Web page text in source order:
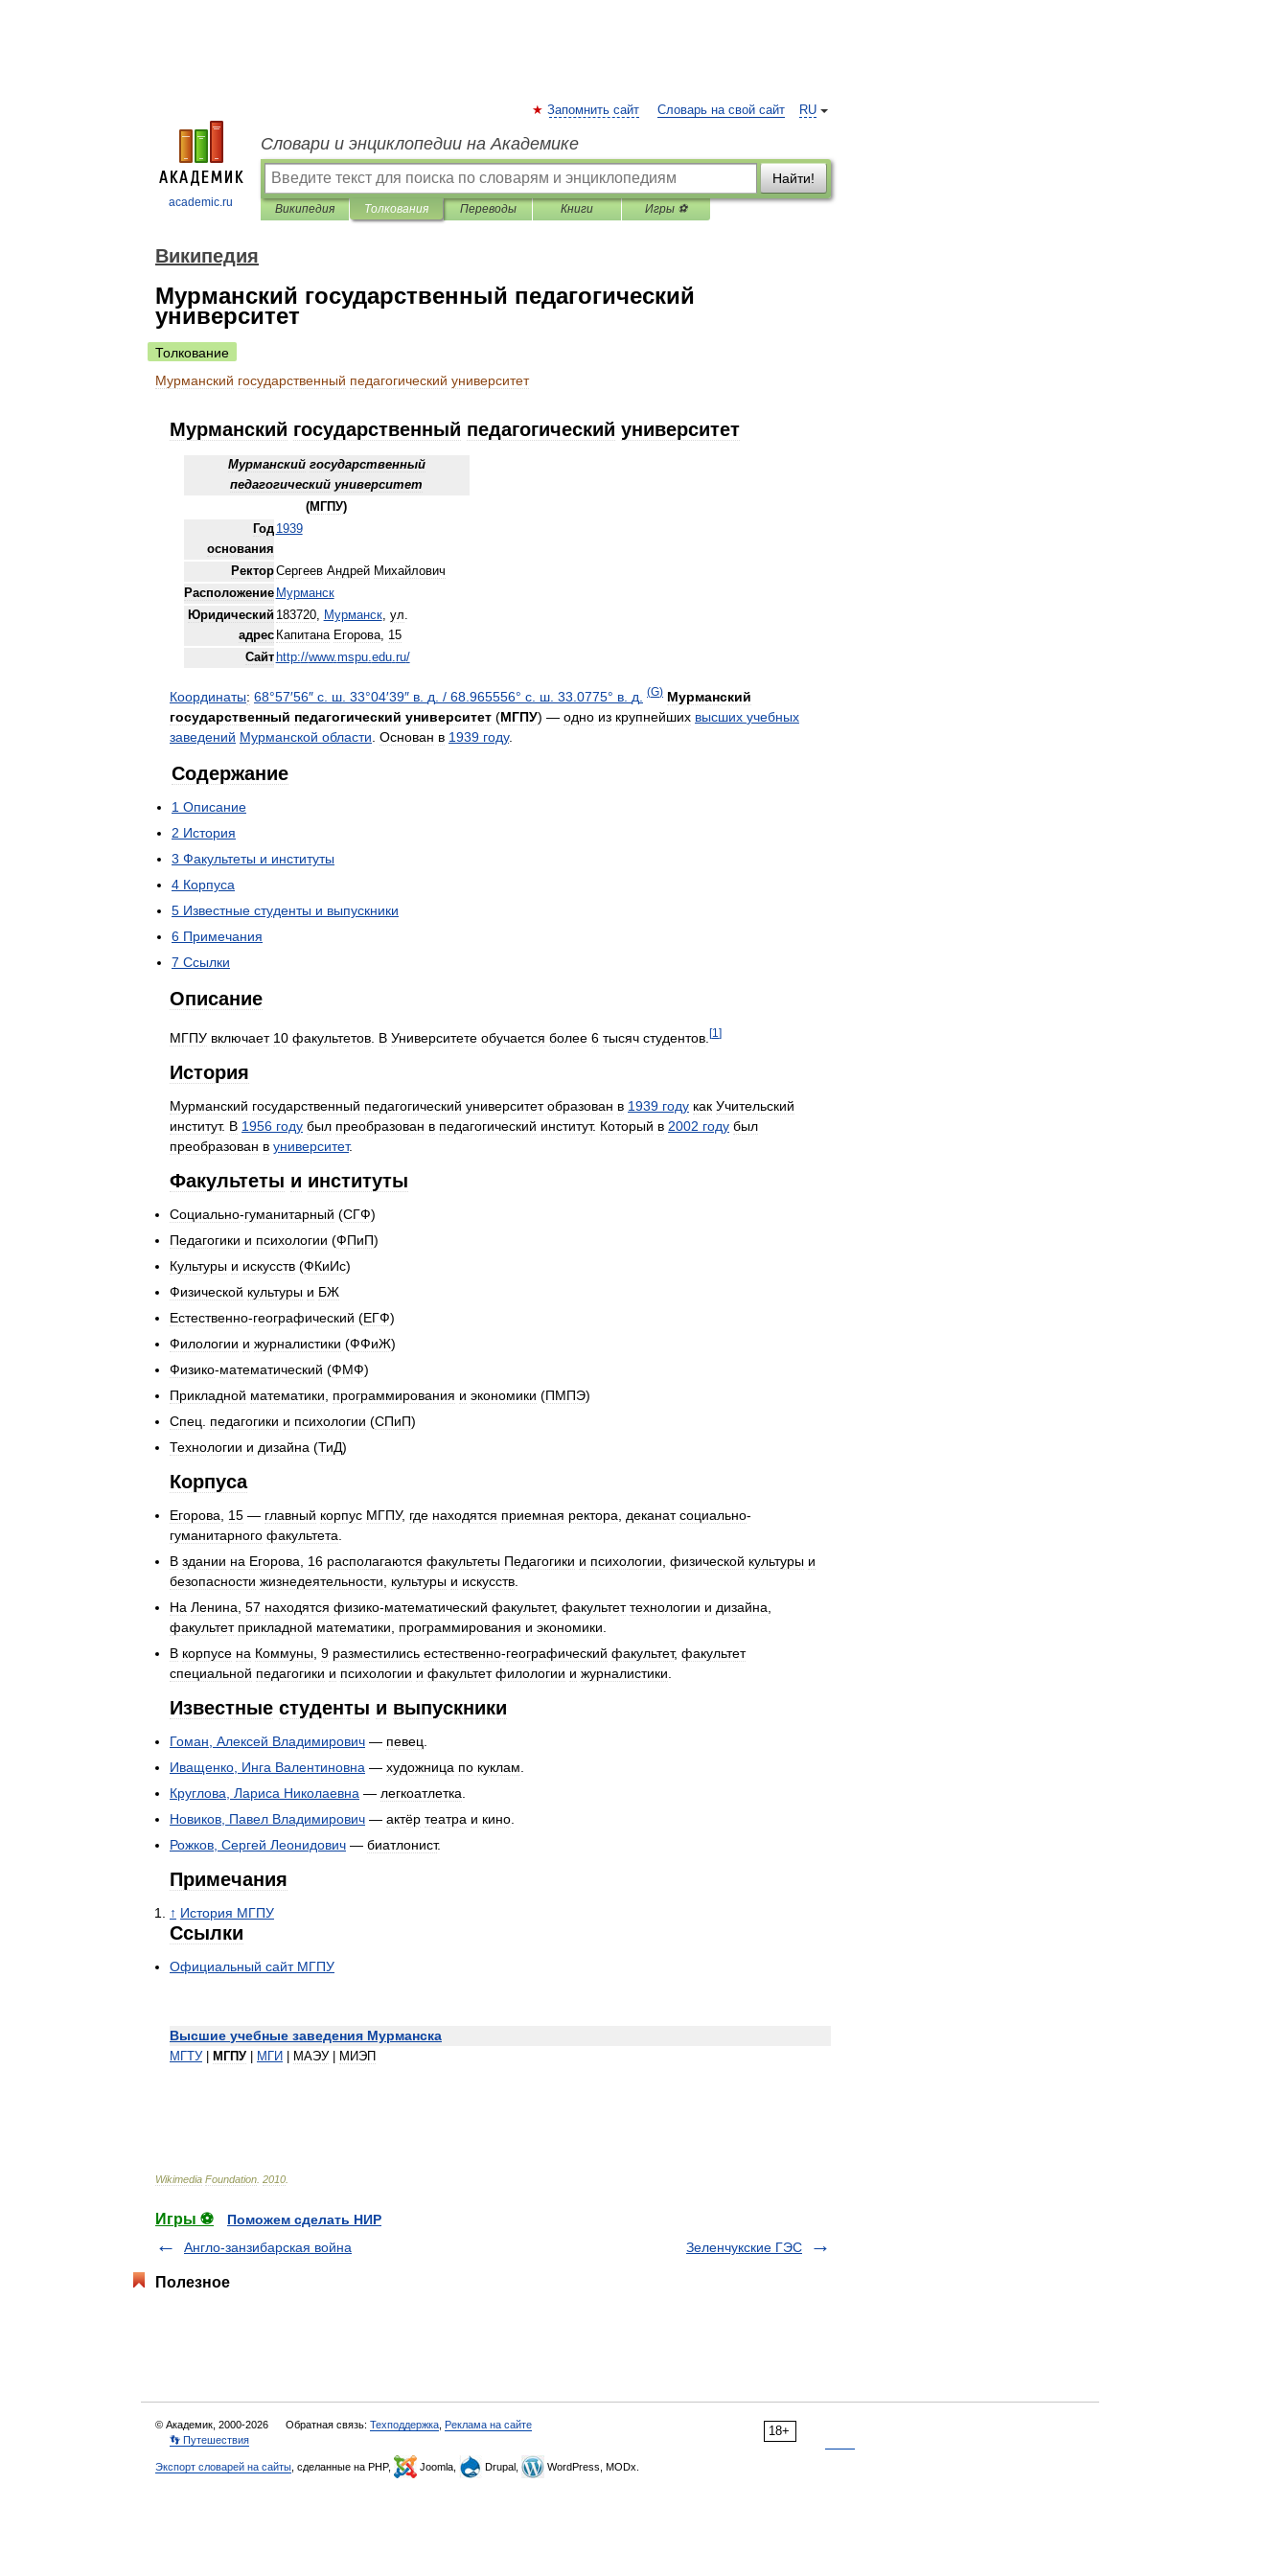
academic.ru
RU
Запомнить сайт Словарь на свой сайт
Словари и энциклопедии на Академике
Найти!
Википедия Толкования Переводы Книги Игры ⚽
Википедия
Мурманский государственный педагогический
университет
Толкование
Мурманский государственный педагогический университет
Мурманский государственный педагогический университет
Мурманский государственный
педагогический университет
(МГПУ)
Год
основания
1939
РекторСергеев Андрей Михайлович
Расположение Мурманск
Юридический
адрес
183720, Мурманск, ул.
Капитана Егорова, 15
Сайт http://www.mspu.edu.ru/
Координаты: 68°57′56″ с. ш. 33°04′39″ в. д. / 68.965556° с. ш. 33.0775° в. д. (G) Мурманский
государственный педагогический университет (МГПУ) — одно из крупнейших высших учебных
заведений Мурманской области. Основан в 1939 году.
Содержание
1 Описание
2 История
3 Факультеты и институты
4 Корпуса
5 Известные студенты и выпускники
6 Примечания
7 Ссылки
Описание
МГПУ включает 10 факультетов В Университете обучается более 6 тысяч студентов [1 ]
История
Мурманский государственный педагогический университет образован в 1939 году как Учительский
институт. В 1956 году был преобразован в педагогический институт. Который в 2002 году был
преобразован в университет.
Факультеты и институты
Социально-гуманитарный (СГФ)
Педагогики и психологии (ФПиП)
Культуры и искусств (ФКиИс)
Физической культуры и БЖ
Естественно-географический (ЕГФ)
Филологии и журналистики (ФФиЖ)
Физико-математический (ФМФ)
Прикладной математики программирования и экономики (ПМПЭ)
Спец
педагогики и психологии (СПиП)
Технологии и дизайна (ТиД)
Корпуса
Егорова 15 — главный корпус МГПУ, где находятся приемная ректора деканат социально-
гуманитарного факультета
В здании на Егорова 16 располагаются факультеты Педагогики и психологии физической культуры и
безопасности жизнедеятельности культуры и искусств
На Ленина 57 находятся физико-математический факультет, факультет технологии и дизайна
факультет прикладной математики программирования и экономики
В корпусе на Коммуны 9 разместились естественно-географический факультет, факультет
специальной педагогики и психологии и факультет филологии и журналистики
Известные студенты и выпускники
Гоман Алексей Владимирович — певец
Иващенко Инга Валентиновна — художница по куклам
Круглова Лариса Николаевна — легкоатлетка
Новиков Павел Владимирович — актёр театра и кино
Рожков Сергей Леонидович — биатлонист.
Примечания
↑ История МГПУ
Ссылки
Официальный сайт МГПУ
Высшие учебные заведения Мурманска
МГТУ| МГПУ МГИ МАЭУ| МИЭП
Wikimedia Foundation 2010
Игры ⚽
Поможем сделать НИР
Англо-занзибарская война
Зеленчукские ГЭС
Полезное
18+
© Академик, 2000-2026 Обратная связь: Техподдержка Реклама на сайте
👣 Путешествия
Экспорт словарей на сайты , сделанные на PHP, Joomla, Drupal, WordPress, MODx.